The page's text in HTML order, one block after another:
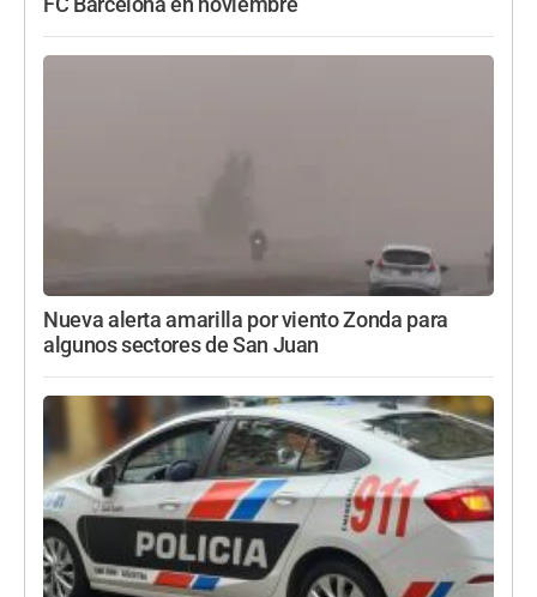
FC Barcelona en noviembre
Nueva alerta amarilla por viento Zonda para
algunos sectores de San Juan